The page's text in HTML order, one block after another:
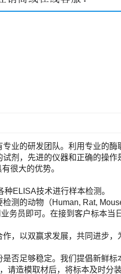
业的研发团队。利用专业的
剂，先进的仪器和正确的操
很大的优势。
ELISA技术进行样本检测。
测的动物（Human, Rat,
务员即可。在接到客户标本当
，以双赢求发展，共同进步，
否足够稳定。我们提倡新鲜
请造模取材后，将标本及时